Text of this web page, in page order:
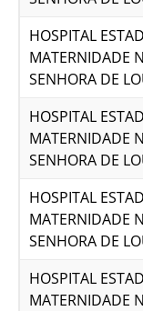
HOSPITAL
MATERNIDADE
SENHORA DE
HOSPITAL
MATERNIDADE
SENHORA DE
HOSPITAL
MATERNIDADE
SENHORA DE
HOSPITAL
MATERNIDADE